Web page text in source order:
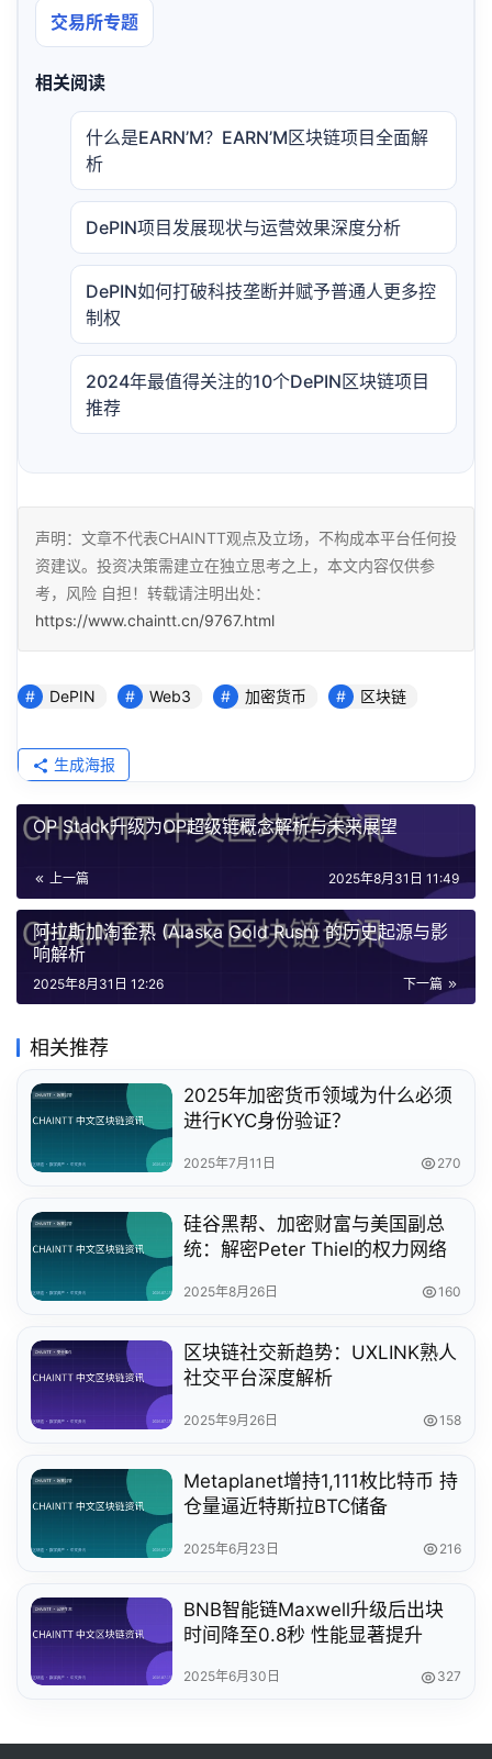
交易所专题
相关阅读
什么是EARN’M？EARN’M区块链项目全面解
析
DePIN项目发展现状与运营效果深度分析
DePIN如何打破科技垄断并赋予普通人更多控
制权
2024年最值得关注的10个DePIN区块链项目
推荐
声明：文章不代表CHAINTT观点及立场，不构成本平台任何投
资建议。投资决策需建立在独立思考之上，本文内容仅供参
考，风险 自担！转载请注明出处：
https://www.chaintt.cn/9767.html
DePIN Web3 加密货币 区块链
生成海报
OP Stack升级为OP超级链概念解析与未来展望
上一篇 2025年8月31日 11:49
阿拉斯加淘金热 (Alaska Gold Rush) 的历史起源与影
响解析
下一篇
2025年8月31日 12:26
相关推荐
2025年加密货币领域为什么必须
进行KYC身份验证？
2025年7月11日 270
硅谷黑帮、加密财富与美国副总
统：解密Peter Thiel的权力网络
2025年8月26日 160
区块链社交新趋势：UXLINK熟人
社交平台深度解析
2025年9月26日 158
Metaplanet增持1,111枚比特币 持
仓量逼近特斯拉BTC储备
2025年6月23日 216
BNB智能链Maxwell升级后出块
时间降至0.8秒 性能显著提升
2025年6月30日 327